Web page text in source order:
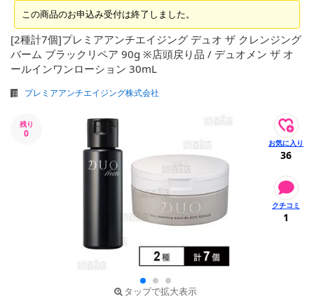
この商品のお申込み受付は終了しました。
[2種計7個]プレミアアンチエイジング デュオ ザ クレンジング
バーム ブラックリペア 90g ※店頭戻り品 / デュオメン ザ オ
ールインワンローション 30mL
プレミアアンチエイジング株式会社
残り
0
タップで拡大表示
36
1